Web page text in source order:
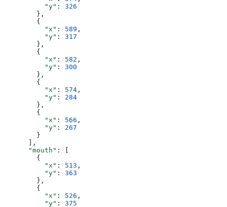
          "y"
: 326
        },
        {
          "x"
: 589 ,
          "y"
: 317
        },
        {
          "x"
: 582 ,
          "y"
: 300
        },
        {
          "x"
: 574 ,
          "y"
: 284
        },
        {
          "x"
: 566 ,
          "y"
: 267
        }
      ],
      "mouth"
: [
        {
          "x"
: 513 ,
          "y"
: 363
        },
        {
          "x"
: 526 ,
          "y"
: 375